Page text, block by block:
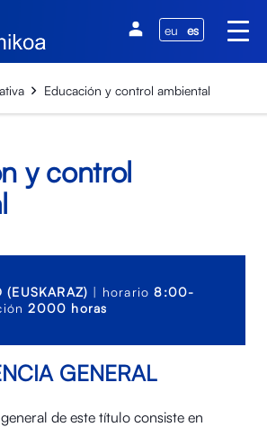
eu es
Educación y control ambiental
y control
(EUSKARAZ) | horario8:00-
2000 horas
GENERAL
de este título consiste en